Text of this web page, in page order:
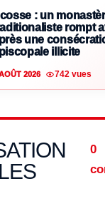
: un
rompt
une
illicite
2026 742 vues
0